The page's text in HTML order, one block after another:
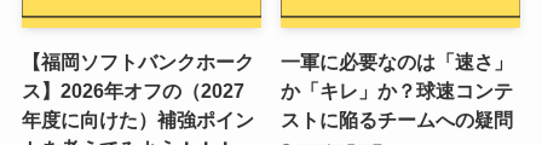
【福岡ソフトバンクホーク
ス】2026年オフの（2027
年度に向けた）補強ポイン
一軍に必要なのは「速さ」
か「キレ」か？球速コンテ
ストに陥るチームへの疑問